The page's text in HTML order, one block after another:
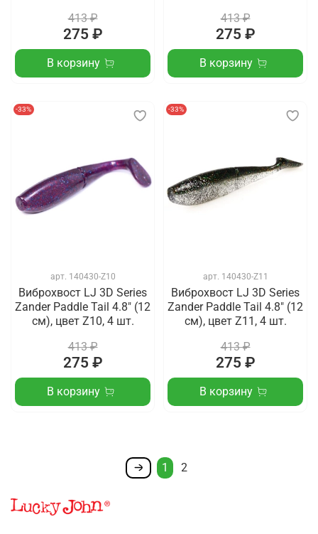
413 ₽
275 ₽
В корзину
413 ₽
275 ₽
В корзину
-33%
арт. 140430-Z10
Виброхвост LJ 3D Series
Zander Paddle Tail 4.8" (12
см), цвет Z10, 4 шт.
413 ₽
275 ₽
В корзину
-33%
арт. 140430-Z11
Виброхвост LJ 3D Series
Zander Paddle Tail 4.8" (12
см), цвет Z11, 4 шт.
413 ₽
275 ₽
В корзину
1 2